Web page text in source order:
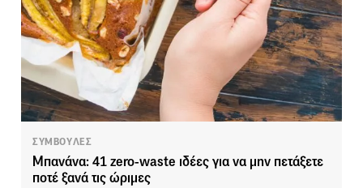
ΣΥΜΒΟΥΛΕΣ
Μπανάνα: 41 zero-waste ιδέες για να μην πετάξετε
ποτέ ξανά τις ώριμες